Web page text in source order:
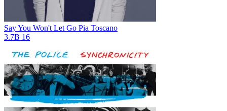
Say You Won't Let Go Pia Toscano
3.7B 16